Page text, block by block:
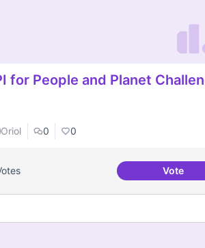
algorítmica empobreix
for People and Planet
Oriol 0 0
Votes Vote
DPI